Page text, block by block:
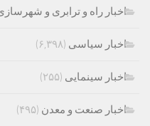
اخبار راه و ترابری و
اخبار سیاسی (۶,۳۹۸)
اخبار سینمایی (۲۵۵)
اخبار صنعت و معدن (۴۹۵)